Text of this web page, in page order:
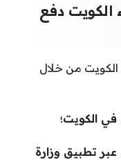
الكويت دفع
الكويت من خلال
في الكويت؛
عبر تطبيق وزارة